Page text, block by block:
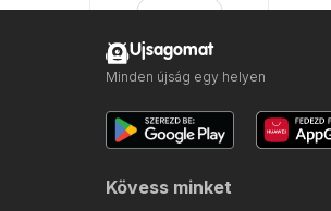
Ujsagomat
Minden újság egy helyen
Kövess minket